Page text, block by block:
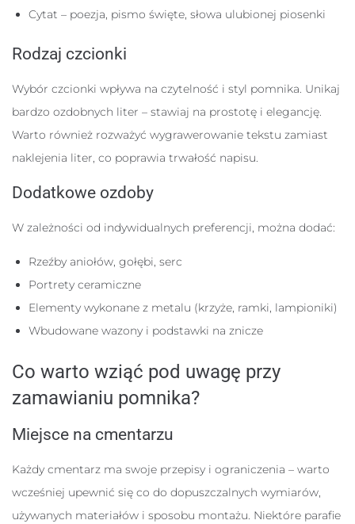
Cytat – poezja, pismo święte, słowa ulubionej piosenki
Rodzaj czcionki
Wybór czcionki wpływa na czytelność i styl pomnika. Unikaj
bardzo ozdobnych liter – stawiaj na prostotę i elegancję.
Warto również rozważyć wygrawerowanie tekstu zamiast
naklejenia liter, co poprawia trwałość napisu.
Dodatkowe ozdoby
W zależności od indywidualnych preferencji, można dodać:
Rzeźby aniołów, gołębi, serc
Portrety ceramiczne
Elementy wykonane z metalu (krzyże, ramki, lampioniki)
Wbudowane wazony i podstawki na znicze
Co warto wziąć pod uwagę przy
zamawianiu pomnika?
Miejsce na cmentarzu
Każdy cmentarz ma swoje przepisy i ograniczenia – warto
wcześniej upewnić się co do dopuszczalnych wymiarów,
używanych materiałów i sposobu montażu. Niektóre parafie